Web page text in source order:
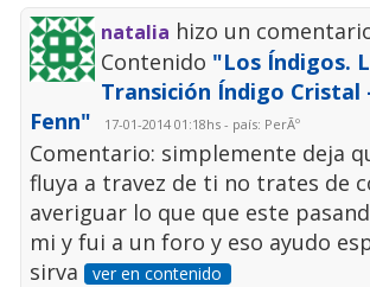
natalia hizo un
Contenido "Los Índigos.
Transición Índigo Cristal
Fenn"
17-01-2014 01:18hs - país: PerÃº
Comentario: simplemente deja
fluya a travez de ti no trates de
averiguar lo que que este
mi y fui a un foro y eso ayudo
sirva
ver en contenido